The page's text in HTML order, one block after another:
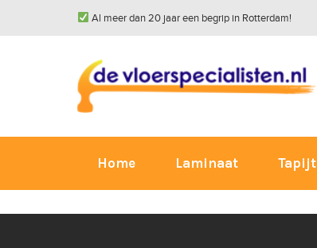
Al meer dan 20 jaar een begrip in Rotterdam!
Home Laminaat Tapijt